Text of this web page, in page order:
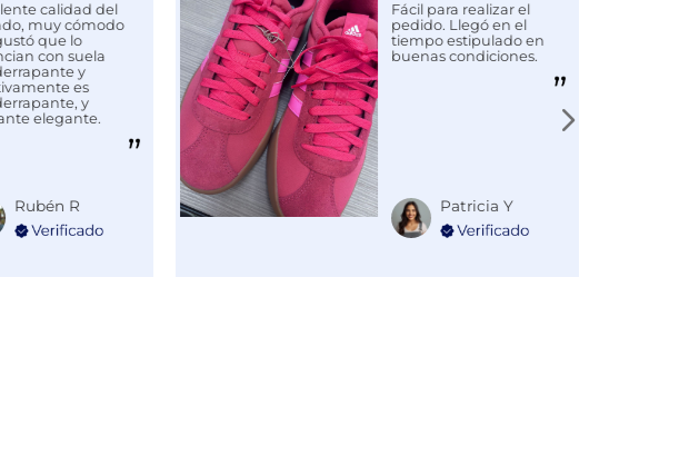
calidad del
muy cómodo
que lo
con suela
y
es
y
elegante.
Rubén R
Fácil para realizar el
pedido. Llegó en el
tiempo estipulado en
buenas condiciones.
Patricia Y